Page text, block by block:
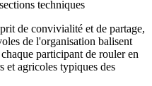
techniques
de convivialité et de partage,
de l'organisation balisent
participant de rouler en
et agricoles typiques des